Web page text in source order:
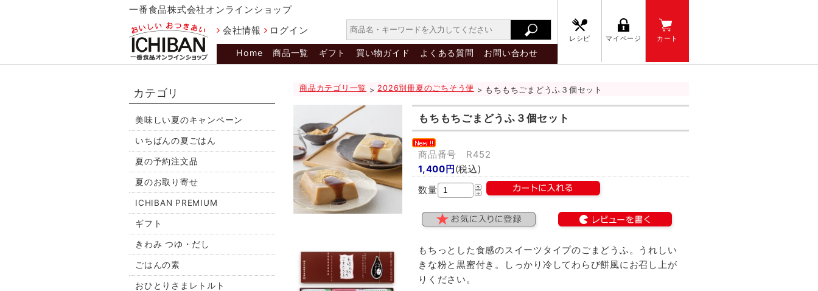
一番食品株式会社オンラインショップ
会社情報
ログイン
Home 商品一覧 ギフト 買い物ガイド よくある質問 お問い合わせ
レシピ マイページ カート
カテゴリ
美味しい夏のキャンペーン
いちばんの夏ごはん
夏の予約注文品
夏のお取り寄せ
ICHIBAN PREMIUM
ギフト
きわみ つゆ・だし
ごはんの素
おひとりさまレトルト
商品カテゴリ一覧 >2026別冊夏のごちそう便 > もちもちごまどうふ３個セット
もちもちごまどうふ３個セット
商品番号 R452
1,400円(税込)
数量
もちっとした食感のスイーツタイプのごまどうふ。うれしい
きな粉と黒蜜付き。しっかり冷してわらび餅風にお召し上が
りください。